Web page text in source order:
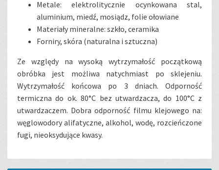
Metale: elektrolitycznie ocynkowana stal,
aluminium, miedź, mosiądz, folie ołowiane
Materiały mineralne: szkło, ceramika
Forniry, skóra (naturalna i sztuczna)
Ze względy na wysoką wytrzymałość początkową
obróbka jest możliwa natychmiast po sklejeniu.
Wytrzymałość końcowa po 3 dniach. Odporność
termiczna do ok. 80°C bez utwardzacza, do 100°C z
utwardzaczem. Dobra odporność filmu klejowego na:
węglowodory alifatyczne, alkohol, wodę, rozcieńczone
fugi, nieoksydujące kwasy.